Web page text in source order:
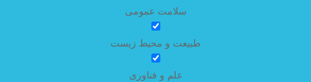
سلامت عمومی
طبیعت و محیط زیست
علم و فناوری